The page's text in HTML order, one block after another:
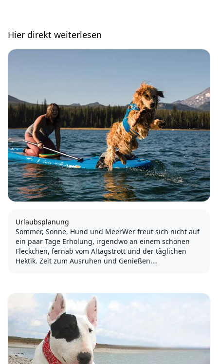
Hier direkt weiterlesen
Urlaubsplanung
Sommer, Sonne, Hund und MeerWer freut sich nicht auf
ein paar Tage Erholung, irgendwo an einem schönen
Fleckchen, fernab vom Altagstrott und der täglichen
Hektik. Zeit zum Ausruhen und Genießen.